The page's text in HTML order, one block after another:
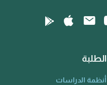
الطلبة
أنظمة الدراسات